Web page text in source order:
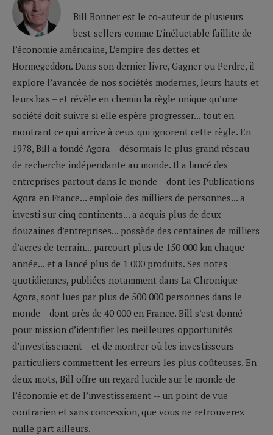
Bill Bonner est le co-auteur de plusieurs
best-sellers comme L’inéluctable faillite de
l’économie américaine, L’empire des dettes et
Hormegeddon. Dans son dernier livre, Gagner ou Perdre, il
explore l’avancée de nos sociétés modernes, leurs hauts et
leurs bas – et révèle en chemin la règle unique qu’une
société doit suivre si elle espère progresser... tout en
montrant ce qui arrive à ceux qui ignorent cette règle. En
1978, Bill a fondé Agora – désormais le plus grand réseau
de recherche indépendante au monde. Il a lancé des
entreprises partout dans le monde – dont les Publications
Agora en France... emploie des milliers de personnes... a
investi sur cinq continents... a acquis plus de deux
douzaines d’entreprises... possède des centaines de milliers
d’acres de terrain... parcourt plus de 150 000 km chaque
année... et a lancé plus de 1 000 produits. Ses notes
quotidiennes, publiées notamment dans La Chronique
Agora, sont lues par plus de 500 000 personnes dans le
monde – dont près de 40 000 en France. Bill s’est donné
pour mission d’identifier les meilleures opportunités
d’investissement – et de montrer où les investisseurs
particuliers commettent les erreurs les plus coûteuses. En
deux mots, Bill offre un regard lucide sur le monde de
l’économie et de l’investissement -- un point de vue
contrarien et sans concession, que vous ne retrouverez
nulle part ailleurs.